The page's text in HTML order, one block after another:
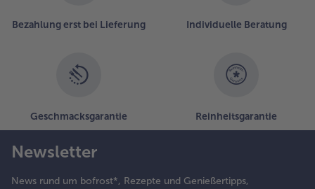
Bezahlung erst bei Lieferung Individuelle Beratung
Geschmacksgarantie Reinheitsgarantie
Newsletter
News rund um bofrost*, Rezepte und Genießertipps,